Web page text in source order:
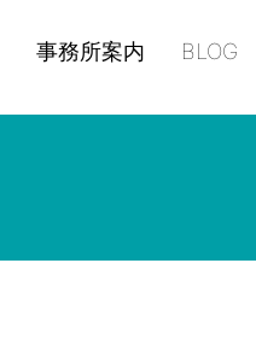
事務所案内 BLOG